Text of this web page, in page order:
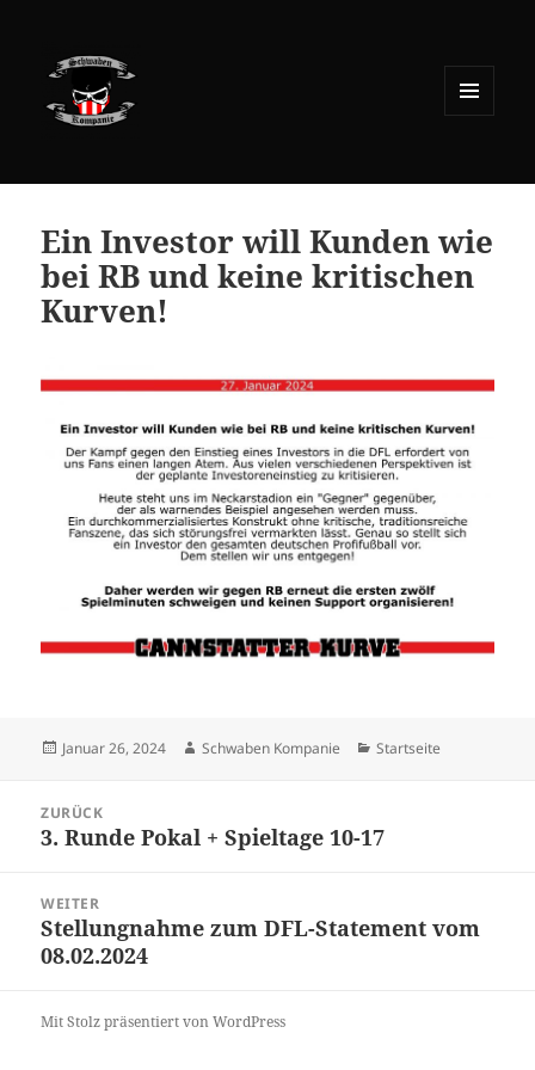
Ein Investor will Kunden wie
bei RB und keine kritischen
Kurven!
Veröffentlicht
Januar 26, 2024 Autor
Schwaben Kompanie Kategorien
Startseite
ZURÜCK
Vorheriger
3. Runde Pokal + Spieltage 10-17
WEITER
Nächster
Beitrag:
Stellungnahme zum DFL-Statement vom
08.02.2024
Mit Stolz präsentiert von WordPress